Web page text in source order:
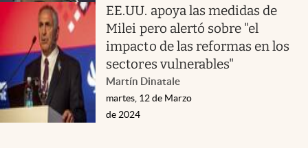
EE.UU. apoya las medidas de
Milei pero alertó sobre "el
impacto de las reformas en los
sectores vulnerables"
Martín Dinatale
martes, 12 de Marzo
de 2024